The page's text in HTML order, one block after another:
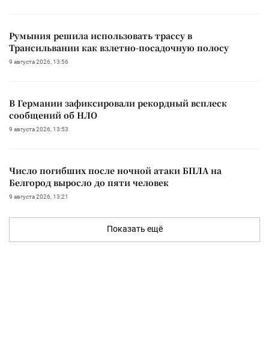
Румыния решила использовать трассу в
Трансильвании как взлетно-посадочную полосу
9 августа 2026, 13:56
В Германии зафиксировали рекордный всплеск
сообщений об НЛО
9 августа 2026, 13:53
Число погибших после ночной атаки БПЛА на
Белгород выросло до пяти человек
9 августа 2026, 13:21
Показать ещё